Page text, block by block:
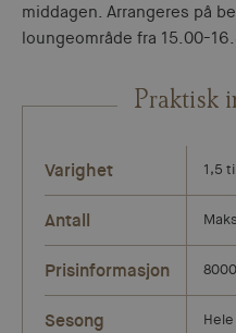
middagen. Arrangeres på
loungeområde fra 15.00-
Praktisk
Varighet 1,5
Antall
Prisinformasjon
Sesong